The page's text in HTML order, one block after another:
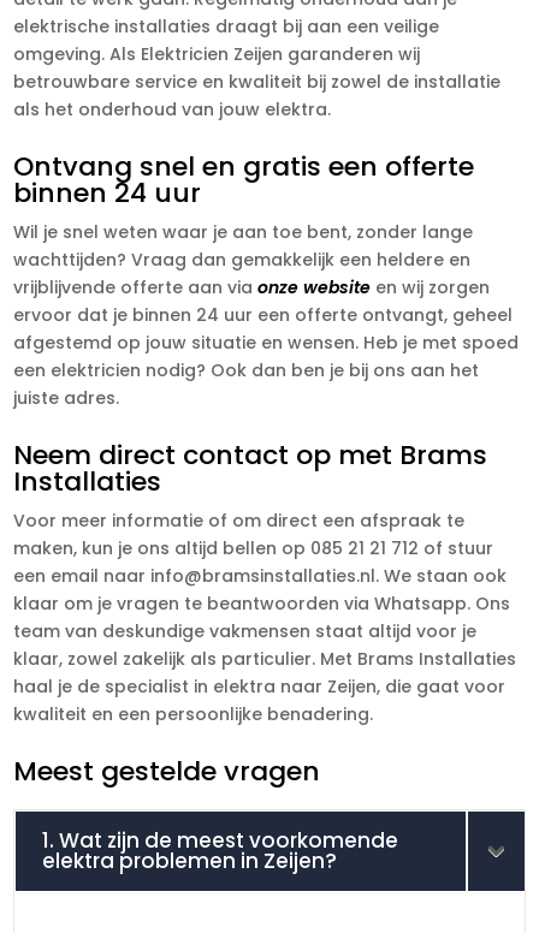
elektrische installaties draagt bij aan een veilige
omgeving. Als Elektricien Zeijen garanderen wij
betrouwbare service en kwaliteit bij zowel de installatie
als het onderhoud van jouw elektra.
Ontvang snel en gratis een offerte
binnen 24 uur
Wil je snel weten waar je aan toe bent, zonder lange
wachttijden? Vraag dan gemakkelijk een heldere en
vrijblijvende offerte aan viaonze website en wij zorgen
ervoor dat je binnen 24 uur een offerte ontvangt, geheel
afgestemd op jouw situatie en wensen. Heb je met spoed
een elektricien nodig? Ook dan ben je bij ons aan het
juiste adres.
Neem direct contact op met Brams
Installaties
Voor meer informatie of om direct een afspraak te
maken, kun je ons altijd bellen op 085 21 21 712 of stuur
een email naar info@bramsinstallaties.nl. We staan ook
klaar om je vragen te beantwoorden via Whatsapp. Ons
team van deskundige vakmensen staat altijd voor je
klaar, zowel zakelijk als particulier. Met Brams Installaties
haal je de specialist in elektra naar Zeijen, die gaat voor
kwaliteit en een persoonlijke benadering.
Meest gestelde vragen
1. Wat zijn de meest voorkomende
elektra problemen in Zeijen?